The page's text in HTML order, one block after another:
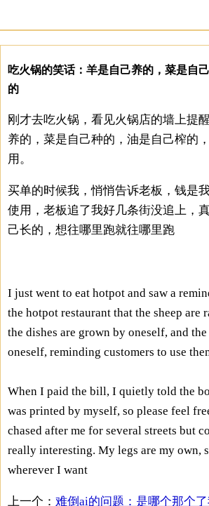
吃火锅的笑话：羊是自己养的，菜是自
的
刚才去吃火锅，看见火锅店的墙上提
养的，菜是自己种的，油是自己榨的
用。
买单的时候我，悄悄告诉老板，钱是
使用，老板追了我好几条街没追上，
己长的，想往哪里跑就往哪里跑
I just went to eat hotpot and saw a
the hotpot restaurant that the sheep are
the dishes are grown by oneself, and
oneself, reminding customers to use
When I paid the bill, I quietly told the
was printed by myself, so please feel
chased after me for several streets but
really interesting. My legs are my own,
wherever I want
上一个： 难倒ai的问题：是哪个那个